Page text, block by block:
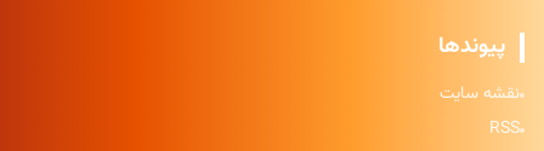
پیوندها
نقشه سایت
RSS